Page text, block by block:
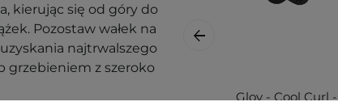
kierując się od góry do
Pozostaw wałek na
najtrwalszego
grzebieniem z szeroko
Glov - Cool Curl -